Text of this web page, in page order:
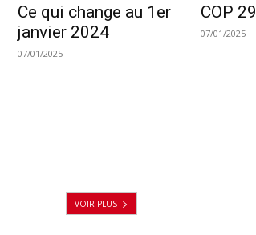
Ce qui change au 1er
janvier 2024
07/01/2025
COP 29
07/01/2025
VOIR PLUS